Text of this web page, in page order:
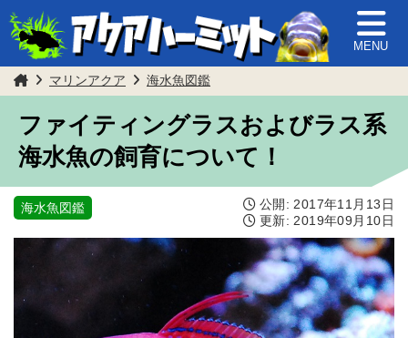
MENU
マリンアクア 海水魚図鑑
ファイティングラスおよびラス系
海水魚の飼育について！
海水魚図鑑 公開:2017年11月13日
更新:2019年09月10日